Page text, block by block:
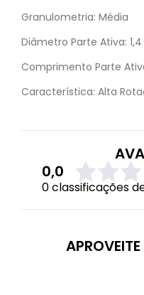
Granulometria: Média
Diâmetro Parte Ativa:
Comprimento Parte
Característica: Alta
0,0
0 classificações